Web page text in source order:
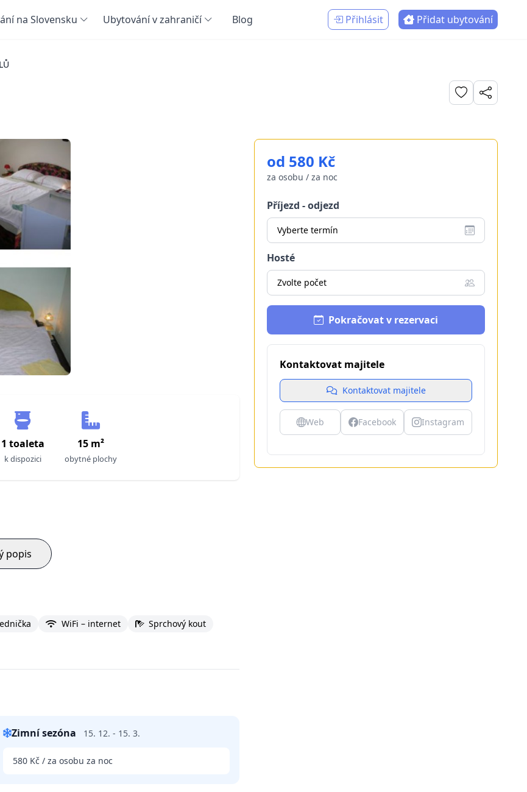
na Slovensku Ubytování v zahraničí Blog Přihlásit Přidat ubytování
1 toaleta
k dispozici
15 m²
obytné plochy
popis
WiFi – internet
Sprchový kout
Zimní sezóna 15. 12. - 15. 3.
580 Kč / za osobu za noc
od 580 Kč
za osobu / za noc
Příjezd - odjezd
Vyberte termín
Hosté
Zvolte počet
Pokračovat v rezervaci
Kontaktovat majitele
Kontaktovat majitele
Web Facebook Instagram